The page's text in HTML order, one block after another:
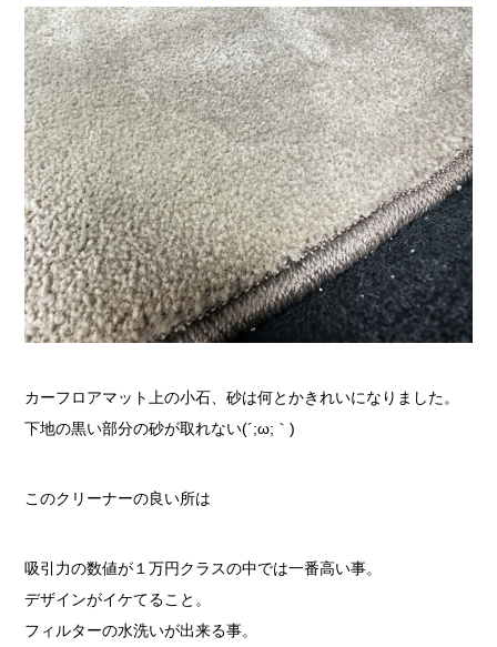
カーフロアマット上の小石、砂は何とかきれいになりました。
下地の黒い部分の砂が取れない(´;ω;｀)
このクリーナーの良い所は
吸引力の数値が１万円クラスの中では一番高い事。
デザインがイケてること。
フィルターの水洗いが出来る事。